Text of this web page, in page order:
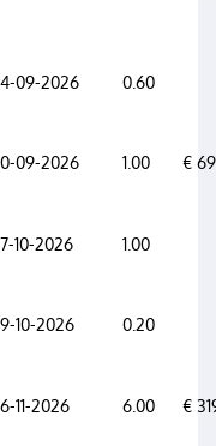
09-2026 0.60
09-2026 1.00 €
10-2026 1.00
10-2026 0.20
11-2026 6.00 €